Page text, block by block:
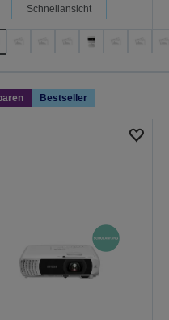
Schnellansicht
Bestseller